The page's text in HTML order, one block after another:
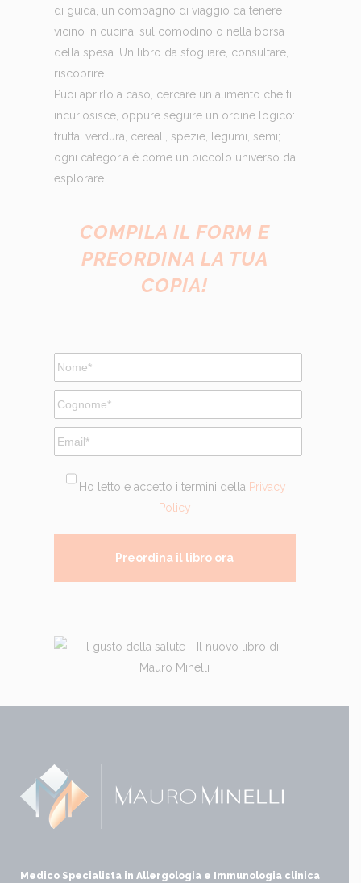
di guida, un compagno di viaggio da tenere
vicino in cucina, sul comodino o nella borsa
della spesa. Un libro da sfogliare, consultare,
riscoprire.
Puoi aprirlo a caso, cercare un alimento che ti
incuriosisce, oppure seguire un ordine logico:
frutta, verdura, cereali, spezie, legumi, semi;
ogni categoria è come un piccolo universo da
esplorare.
COMPILA IL FORM E
PREORDINA LA TUA
COPIA!
Ho letto e accetto i termini della Privacy
Policy
Medico Specialista in Allergologia e Immunologia clinica